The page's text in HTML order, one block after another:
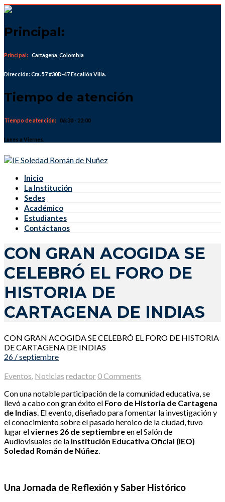
Skip
content
Principal:
Principal: Cartagena, Colombia
Dirección: Cra. 57 #30D-47 Escallón Villa.
Tiempo de atención
Tiempo de atención: 06:30 - 22:00
Lunes a Viernes.
Inicio
La Institución
Sedes
Académico
Estudiantes
Contáctanos
CON GRAN ACOGIDA SE
CELEBRÓ EL FORO DE
HISTORIA DE
CARTAGENA DE INDIAS
CON GRAN ACOGIDA SE CELEBRÓ EL FORO DE HISTORIA
DE CARTAGENA DE INDIAS
26 / septiembre
Eventos Noticias redactor0 Comments
Con una notable participación de la comunidad educativa, se
llevó a cabo con gran éxito el Foro de Historia de Cartagena
de Indias . El evento, diseñado para fomentar la investigación y
el conocimiento sobre el pasado heroico de la ciudad, tuvo
lugar elviernes 26 de septiembreen el Salón de
Audiovisuales de la Institución Educativa Oficial (IEO)
Soledad Román de Núñez
Una Jornada de Reflexión y Saber Histórico